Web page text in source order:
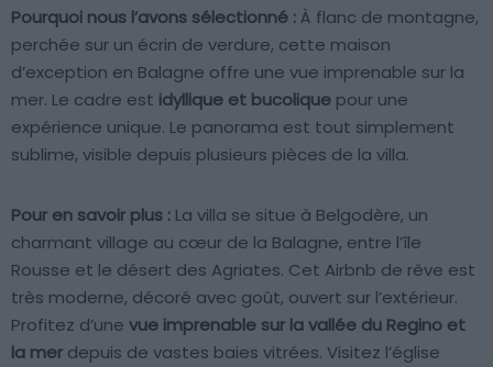
Pourquoi nous l’avons sélectionné :À flanc de montagne,
perchée sur un écrin de verdure, cette maison
d’exception en Balagne offre une vue imprenable sur la
mer. Le cadre est idyllique et bucolique pour une
expérience unique. Le panorama est tout simplement
sublime, visible depuis plusieurs pièces de la villa.
Pour en savoir plus : La villa se situe à Belgodère, un
charmant village au cœur de la Balagne, entre l’île
Rousse et le désert des Agriates. Cet Airbnb de rêve est
très moderne, décoré avec goût, ouvert sur l’extérieur.
Profitez d’une vue imprenable sur la vallée du Regino et
la mer depuis de vastes baies vitrées. Visitez l’église